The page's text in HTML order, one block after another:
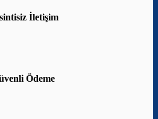
İletişim
Ödeme